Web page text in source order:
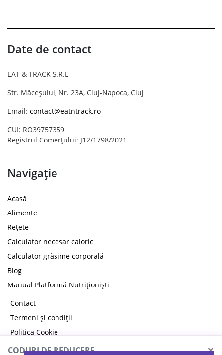
Date de contact
EAT & TRACK S.R.L
Str. Măceșului, Nr. 23A, Cluj-Napoca, Cluj
Email: contact@eatntrack.ro
CUI: RO39757359
Registrul Comerțului: J12/1798/2021
Navigație
Acasă
Alimente
Rețete
Calculator necesar caloric
Calculator grăsime corporală
Blog
Manual Platformă Nutriționiști
Contact
Termeni și condiții
Politica Cookie
Politica de confidențialitate
CODURI DE REDUCERE ×